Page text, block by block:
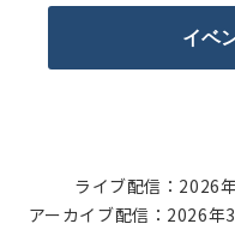
イベ
ライブ配信：2026
アーカイブ配信：2026